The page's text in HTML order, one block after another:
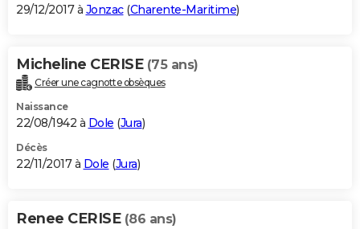
29/12/2017 à Jonzac(Charente-Maritime)
Micheline CERISE (75 ans)
Créer une cagnotte obsèques
Naissance
22/08/1942 à Dole (Jura)
Décès
22/11/2017 à Dole (Jura)
Renee CERISE (86 ans)